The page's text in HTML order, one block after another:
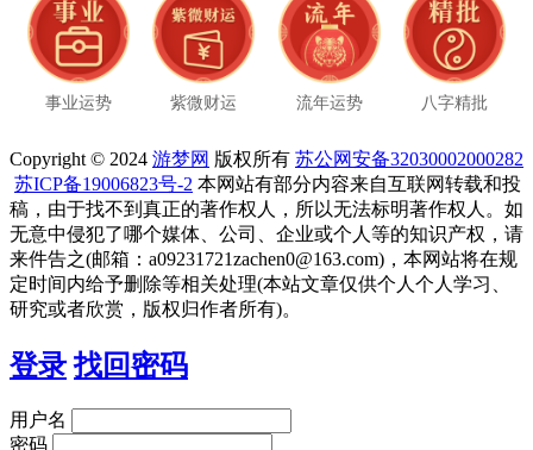
事业运势 紫微财运 流年运势 八字精批
Copyright © 2024 游梦网 版权所有 苏公网安备32030002000282
苏ICP备19006823号-2 本网站有部分内容来自互联网转载和投
稿，由于找不到真正的著作权人，所以无法标明著作权人。如
无意中侵犯了哪个媒体、公司、企业或个人等的知识产权，请
来件告之(邮箱：a09231721zachen0@163.com)，本网站将在规
定时间内给予删除等相关处理(本站文章仅供个人个人学习、
研究或者欣赏，版权归作者所有)。
登录 找回密码
用户名
密码